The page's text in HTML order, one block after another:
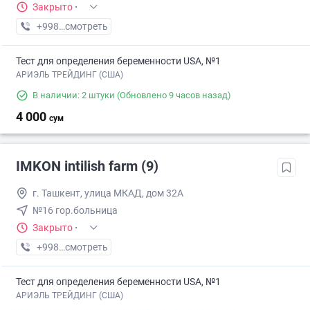
Закрыто ·
+998 (99) XXX-XX-XX
смотреть
Тест для определения беременности USA, №1
АРИЭЛЬ ТРЕЙДИНГ (США)
В наличии: 2 штуки (Обновлено 9 часов назад)
4 000 сум
IMKON intilish farm (9)
г. Ташкент, улица МКАД, дом 32А
№16 гор.больница
Закрыто ·
+998 (93) XXX-XX-XX
смотреть
Тест для определения беременности USA, №1
АРИЭЛЬ ТРЕЙДИНГ (США)